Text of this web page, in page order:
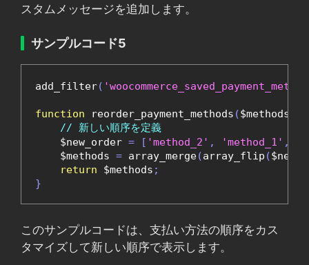
スタムメッセージを追加します。
サンプルコード5
add_filter(
function reorder_payment_methods ($methods
// 新しい順序を定義
    $new_order
= [ 'method_2' , 'method_1' ,
    $methods
= array_merge(array_flip (
return $methods ;
}
このサンプルコードは、支払い方法の順序をカス
タマイズして新しい順序で表示します。